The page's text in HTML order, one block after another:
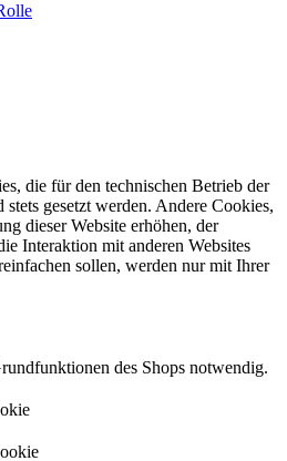
die für den technischen Betrieb der
gesetzt werden. Andere Cookies,
dieser Website erhöhen, der
Interaktion mit anderen Websites
sollen, werden nur mit Ihrer
des Shops notwendig.